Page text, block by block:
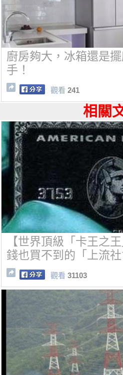
廚房夠大，冰箱還是
手！
觀看 241
相關
【世界頂級「卡王之
錢也買不到的「上流社
觀看 31103